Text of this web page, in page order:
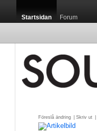
Startsidan Forum
Föreslå ändring Skriv ut